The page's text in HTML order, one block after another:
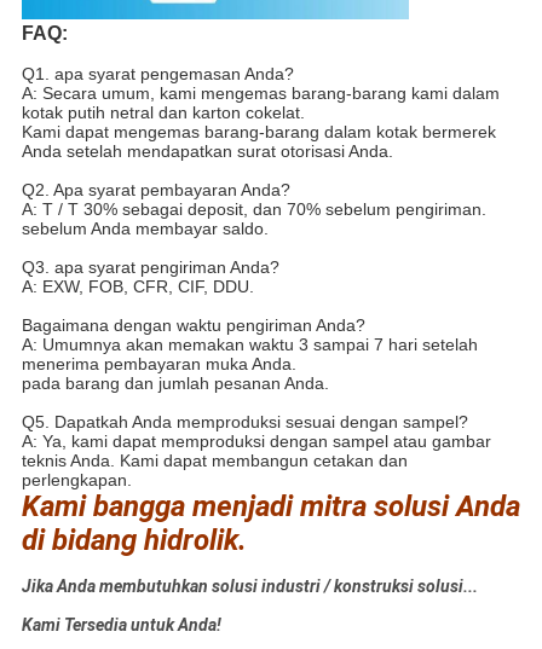
FAQ:
Q1. apa syarat pengemasan Anda?
A: Secara umum, kami mengemas barang-barang kami dalam
kotak putih netral dan karton cokelat.
Kami dapat mengemas barang-barang dalam kotak bermerek
Anda setelah mendapatkan surat otorisasi Anda.
Q2. Apa syarat pembayaran Anda?
A: T / T 30% sebagai deposit, dan 70% sebelum pengiriman.
sebelum Anda membayar saldo.
Q3. apa syarat pengiriman Anda?
A: EXW, FOB, CFR, CIF, DDU.
Bagaimana dengan waktu pengiriman Anda?
A: Umumnya akan memakan waktu 3 sampai 7 hari setelah
menerima pembayaran muka Anda.
pada barang dan jumlah pesanan Anda.
Q5. Dapatkah Anda memproduksi sesuai dengan sampel?
A: Ya, kami dapat memproduksi dengan sampel atau gambar
teknis Anda. Kami dapat membangun cetakan dan
perlengkapan.
Kami bangga menjadi mitra solusi Anda
di bidang hidrolik.
Jika Anda membutuhkan solusi industri / konstruksi solusi...
Kami Tersedia untuk Anda!